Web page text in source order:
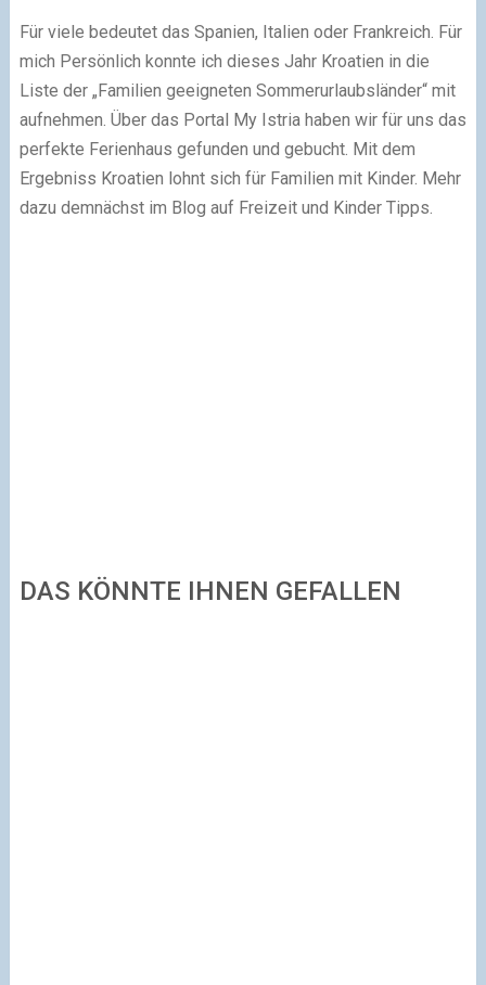
Für viele bedeutet das Spanien, Italien oder Frankreich. Für
mich Persönlich konnte ich dieses Jahr Kroatien in die
Liste der „Familien geeigneten Sommerurlaubsländer“ mit
aufnehmen. Über das Portal My Istria haben wir für uns das
perfekte Ferienhaus gefunden und gebucht. Mit dem
Ergebniss Kroatien lohnt sich für Familien mit Kinder. Mehr
dazu demnächst im Blog auf Freizeit und Kinder Tipps.
DAS KÖNNTE IHNEN GEFALLEN